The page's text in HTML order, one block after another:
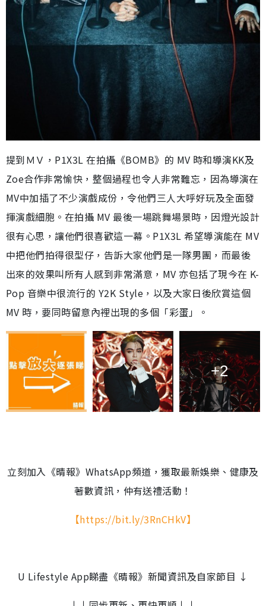
提到ＭＶ，P1X3L 在拍攝《BOMB》的 MV 時和導演KK及
Zoe合作非常愉快，整個過程也令人非常難忘，因為導演在
MV中加插了不少演戲成份，令他們三人大呼好玩及全面發
揮演戲細胞。在拍攝 MV 最後一場跳舞場景時，因燈光設計
很有心思，讓他們很喜歡這一幕。P1X3L 希望導演能在 MV
中把他們拍得很型仔，告訴大家他們是一隊男團，而最後
出來的效果叫所有人感到非常滿意，MV 亦包括了現今在 K-
Pop 音樂中很流行的 Y2K Style，以及大家日後欣賞這個
MV 時，要同時留意內裡出現的多個「彩蛋」。
+2
立刻加入《晴報》WhatsApp頻道，獲取最新娛樂、健康及
著數資訊，仲有送禮活動！
【https://bit.ly/3RnCHkV】
U Lifestyle App睇盡《晴報》新聞資訊及自家節目 ↓